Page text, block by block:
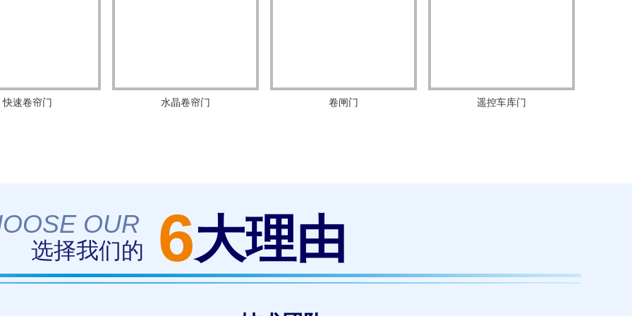
快速卷帘门 水晶卷帘门 卷闸门 遥控车库门
OUR
选择我们的 6大理由